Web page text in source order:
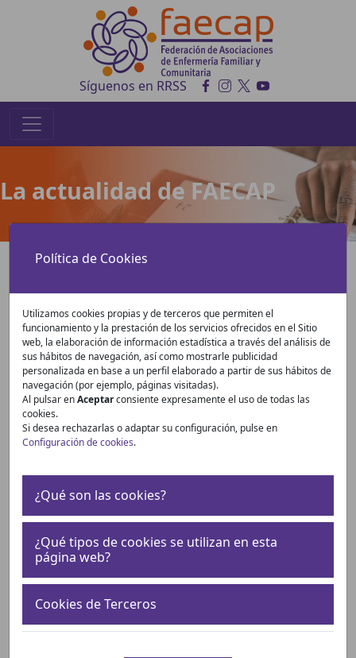
Síguenos en RRSS
La actualidad de FAECAP
Fecha de inicio
Fecha de fin
Política de Cookies
Utilizamos cookies propias y de terceros que permiten el
funcionamiento y la prestación de los servicios ofrecidos en el Sitio
web, la elaboración de información estadística a través del análisis de
sus hábitos de navegación, así como mostrarle publicidad
personalizada en base a un perfil elaborado a partir de sus hábitos de
navegación (por ejemplo, páginas visitadas).
Al pulsar enAceptarconsiente expresamente el uso de todas las
cookies.
Si desea rechazarlas o adaptar su configuración, pulse en
Configuración de cookies.
¿Qué son las cookies?
¿Qué tipos de cookies se utilizan en esta
página web?
Cookies de Terceros